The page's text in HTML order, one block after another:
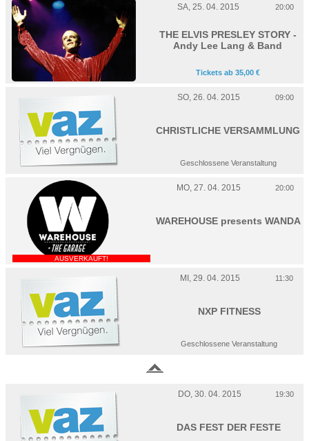
SA, 25. 04. 2015 20:00
THE ELVIS PRESLEY STORY -
Andy Lee Lang & Band
Tickets ab 35,00 €
SO, 26. 04. 2015 09:00
CHRISTLICHE VERSAMMLUNG
Geschlossene Veranstaltung
AUSVERKAUFT!
MO, 27. 04. 2015 20:00
WAREHOUSE presents WANDA
MI, 29. 04. 2015 11:30
NXP FITNESS
Geschlossene Veranstaltung
DO, 30. 04. 2015 19:30
DAS FEST DER FESTE